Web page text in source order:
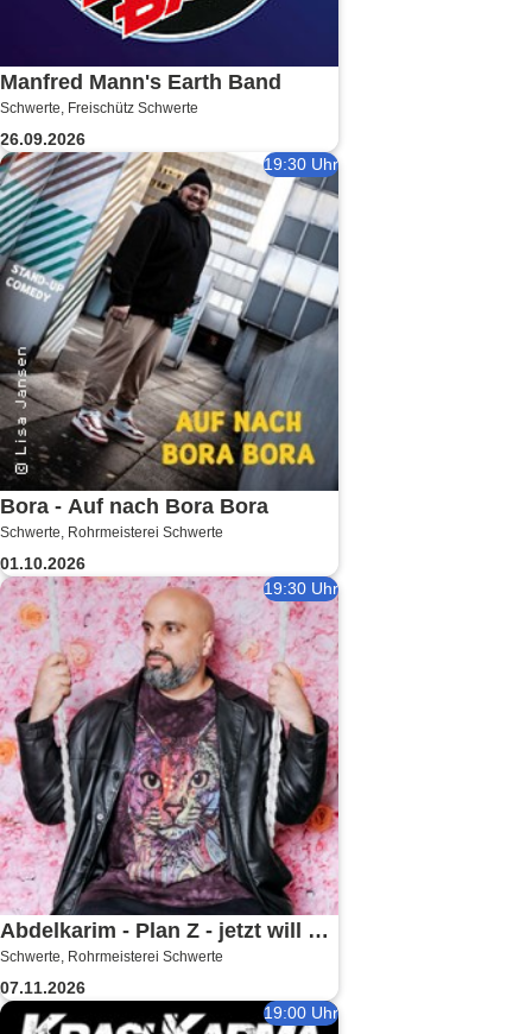
Manfred Mann's Earth Band
Schwerte, Freischütz Schwerte
26.09.2026
19:30 Uhr
Bora - Auf nach Bora Bora
Schwerte, Rohrmeisterei Schwerte
01.10.2026
19:30 Uhr
Abdelkarim - Plan Z - jetzt will er
´s wissen!
Schwerte, Rohrmeisterei Schwerte
07.11.2026
19:00 Uhr